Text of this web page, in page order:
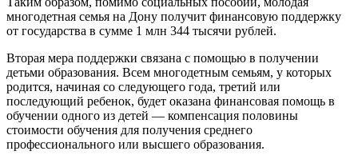
многодетная семья на Дону получит финансовую поддержку
от государства в сумме 1 млн 344 тысячи рублей.
Вторая мера поддержки связана с помощью в получении
детьми образования. Всем многодетным семьям, у которых
родится, начиная со следующего года, третий или
последующий ребенок, будет оказана финансовая помощь в
обучении одного из детей — компенсация половины
стоимости обучения для получения среднего
профессионального или высшего образования.